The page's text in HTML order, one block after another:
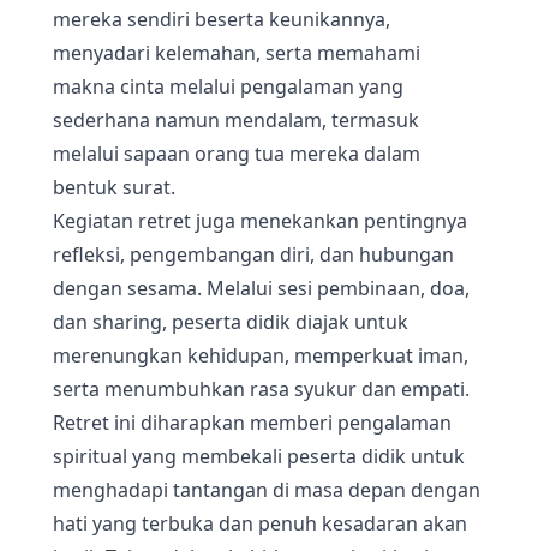
mereka sendiri beserta keunikannya,
menyadari kelemahan, serta memahami
makna cinta melalui pengalaman yang
sederhana namun mendalam, termasuk
melalui sapaan orang tua mereka dalam
bentuk surat.
Kegiatan retret juga menekankan pentingnya
refleksi, pengembangan diri, dan hubungan
dengan sesama. Melalui sesi pembinaan, doa,
dan sharing, peserta didik diajak untuk
merenungkan kehidupan, memperkuat iman,
serta menumbuhkan rasa syukur dan empati.
Retret ini diharapkan memberi pengalaman
spiritual yang membekali peserta didik untuk
menghadapi tantangan di masa depan dengan
hati yang terbuka dan penuh kesadaran akan